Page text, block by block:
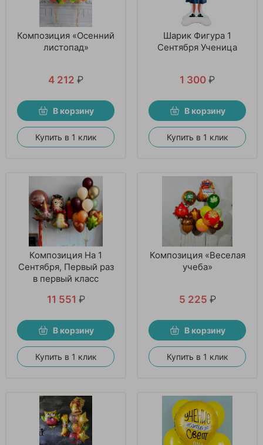
Композиция «Осенний
листопад»
4 212 ₽
В корзину
Купить в 1 клик
Шарик Фигура 1
Сентября Ученица
1 300 ₽
В корзину
Купить в 1 клик
Композиция На 1
Сентября, Первый раз
в первый класс
11 551 ₽
В корзину
Купить в 1 клик
Композиция «Веселая
учеба»
5 225 ₽
В корзину
Купить в 1 клик